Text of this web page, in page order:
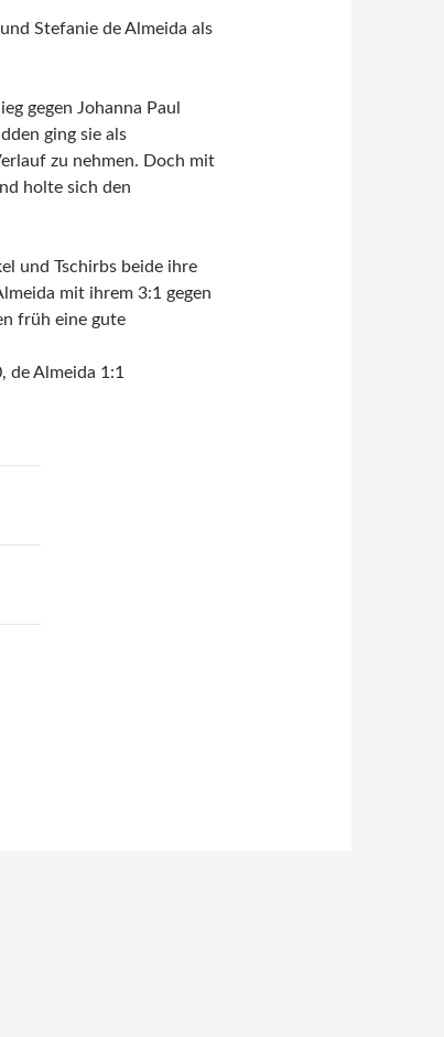
Stefanie de Almeida als
gegen Johanna Paul
ging sie als
zu nehmen. Doch mit
holte sich den
und Tschirbs beide ihre
mit ihrem 3:1 gegen
früh eine gute
de Almeida 1:1